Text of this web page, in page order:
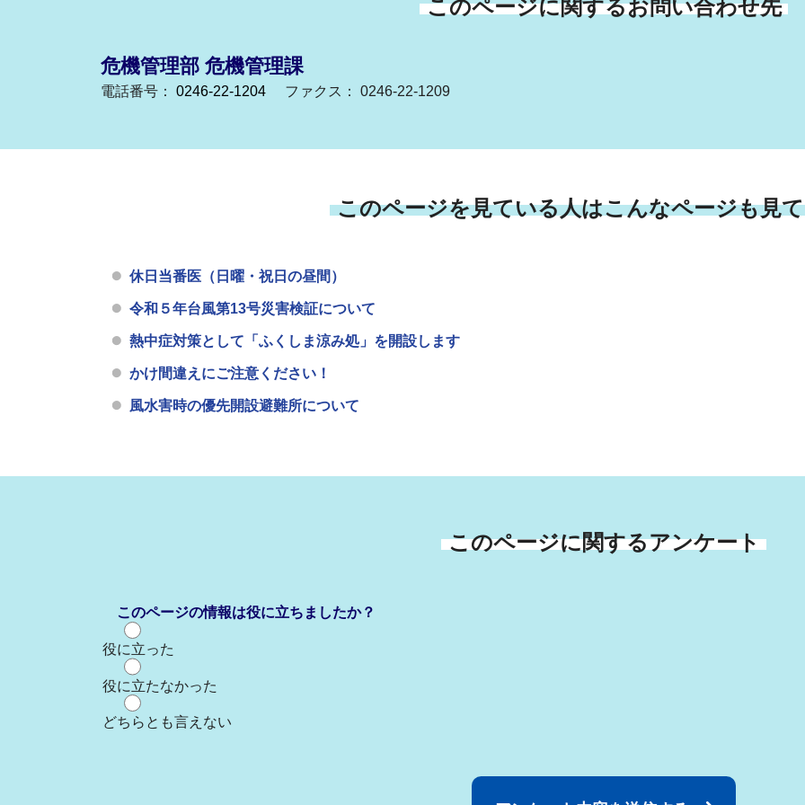
このページに関するお問い合わせ先
危機管理部 危機管理課
電話番号： 0246-22-1204 ファクス： 0246-22-1209
このページを見ている人はこんなページも見
休日当番医（日曜・祝日の昼間）
令和５年台風第13号災害検証について
熱中症対策として「ふくしま涼み処」を開設します
かけ間違えにご注意ください！
風水害時の優先開設避難所について
このページに関するアンケート
このページの情報は役に立ちましたか？
役に立った
役に立たなかった
どちらとも言えない